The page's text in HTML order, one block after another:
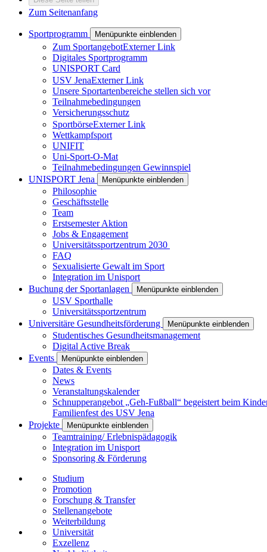
Zum Seitenanfang
Sportprogramm Menüpunkte einblenden
Zum SportangebotExterner Link
Digitales Sportprogramm
UNISPORT Card
USV JenaExterner Link
Unsere Sportartenbereiche stellen sich vor
Teilnahmebedingungen
Versicherungsschutz
SportbörseExterner Link
Wettkampfsport
UNIFIT
Uni-Sport-O-Mat
Teilnahmebedingungen Gewinnspiel
UNISPORT Jena
Menüpunkte einblenden
Philosophie
Geschäftsstelle
Team
Erstsemester Aktion
Jobs & Engagement
Universitätssportzentrum 2030
FAQ
Sexualisierte Gewalt im Sport
Integration im Unisport
Buchung der Sportanlagen
Menüpunkte einblenden
USV Sporthalle
Universitätssportzentrum
Universitäre Gesundheitsförderung
Menüpunkte einblenden
Studentisches Gesundheitsmanagement
Digital Active Break
Events
Menüpunkte einblenden
Dates & Events
News
Veranstaltungskalender
Schnupperangebot „Geh-Fußball“ begeistert beim
Familienfest des USV Jena
Projekte
Menüpunkte einblenden
Teamtraining/ Erlebnispädagogik
Integration im Unisport
Sponsoring & Förderung
Studium
Promotion
Forschung & Transfer
Stellenangebote
Weiterbildung
Universität
Exzellenz